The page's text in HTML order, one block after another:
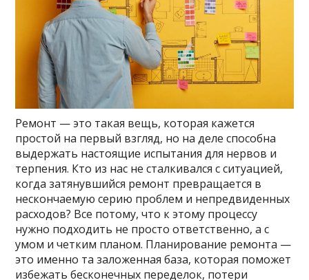
Ремонт — это такая вещь, которая кажется
простой на первый взгляд, но на деле способна
выдержать настоящие испытания для нервов и
терпения. Кто из нас не сталкивался с ситуацией,
когда затянувшийся ремонт превращается в
нескончаемую серию проблем и непредвиденных
расходов? Все потому, что к этому процессу
нужно подходить не просто ответственно, а с
умом и четким планом. Планирование ремонта —
это именно та заложенная база, которая поможет
избежать бесконечных переделок, потери